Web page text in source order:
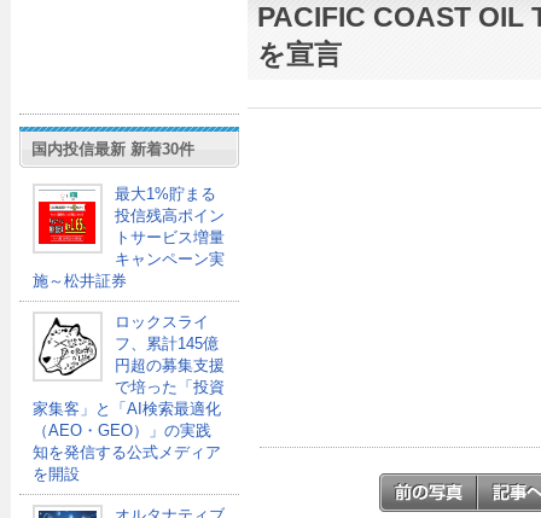
国内投信最新 新着30件
最大1%貯まる
投信残高ポイン
トサービス増量
キャンペーン実
施～松井証券
ロックスライ
フ、累計145億
円超の募集支援
で培った「投資
家集客」と「AI検索最適化
（AEO・GEO）」の実践
知を発信する公式メディア
を開設
PACIFIC COAST OIL
を宣言